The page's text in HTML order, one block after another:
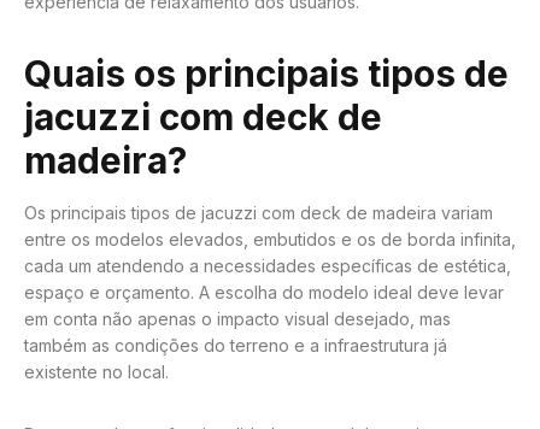
Quais os principais tipos de
jacuzzi com deck de
madeira?
Os principais tipos de jacuzzi com deck de madeira variam
entre os modelos elevados, embutidos e os de borda infinita,
cada um atendendo a necessidades específicas de estética,
espaço e orçamento. A escolha do modelo ideal deve levar
em conta não apenas o impacto visual desejado, mas
também as condições do terreno e a infraestrutura já
existente no local.